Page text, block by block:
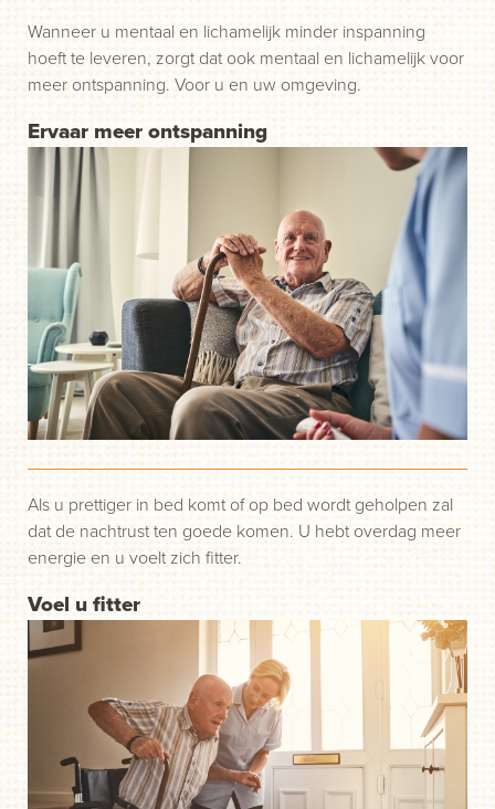
Ervaar meer ontspanning
Wanneer u mentaal en lichamelijk minder inspanning
hoeft te leveren, zorgt dat ook mentaal en lichamelijk voor
meer ontspanning. Voor u en uw omgeving.
Voel u fitter
Als u prettiger in bed komt of op bed wordt geholpen zal
dat de nachtrust ten goede komen. U hebt overdag meer
energie en u voelt zich fitter.